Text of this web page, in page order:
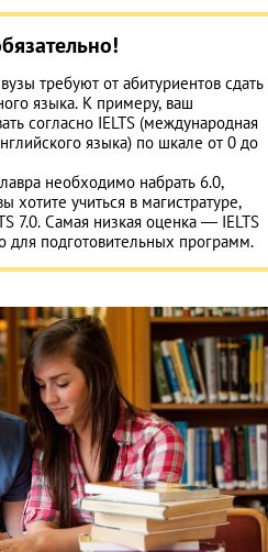
требуют от абитуриентов сдать
языка. К примеру, ваш
согласно IELTS (международная
языка) по шкале от 0 до
необходимо набрать 6.0,
хотите учиться в магистратуре,
7.0. Самая низкая оценка — IELTS
для подготовительных программ.